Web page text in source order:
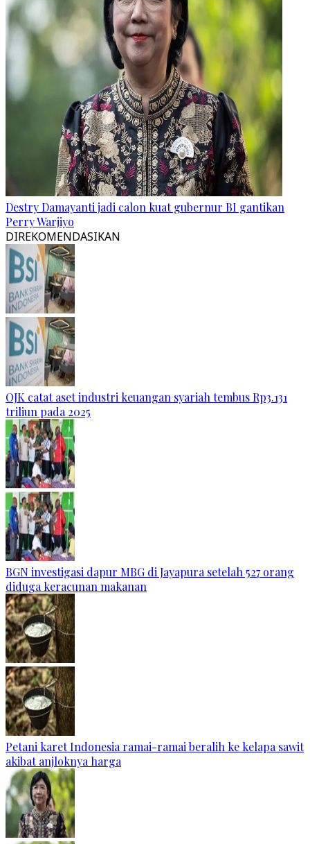
Destry Damayanti jadi calon kuat gubernur BI gantikan
Perry Warjiyo
DIREKOMENDASIKAN
OJK catat aset industri keuangan syariah tembus Rp3.131
triliun pada 2025
BGN investigasi dapur MBG di Jayapura setelah 527 orang
diduga keracunan makanan
Petani karet Indonesia ramai-ramai beralih ke kelapa sawit
akibat anjloknya harga